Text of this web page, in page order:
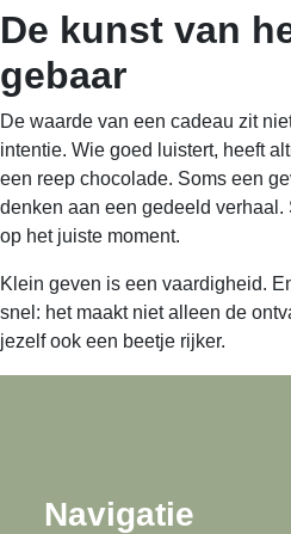
De kunst van
gebaar
De waarde van een cadeau zit
intentie. Wie goed luistert, heeft
een reep chocolade. Soms een
denken aan een gedeeld
op het juiste moment.
Klein geven is een vaardigheid.
snel: het maakt niet alleen de
jezelf ook een beetje rijker.
Navigatie